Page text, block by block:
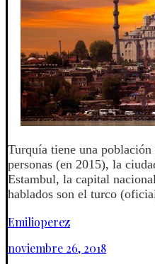
Turquía tiene una
personas (en 2015), la
Estambul, la capital
hablados son el turco
Emilioperez
noviembre 26, 2018